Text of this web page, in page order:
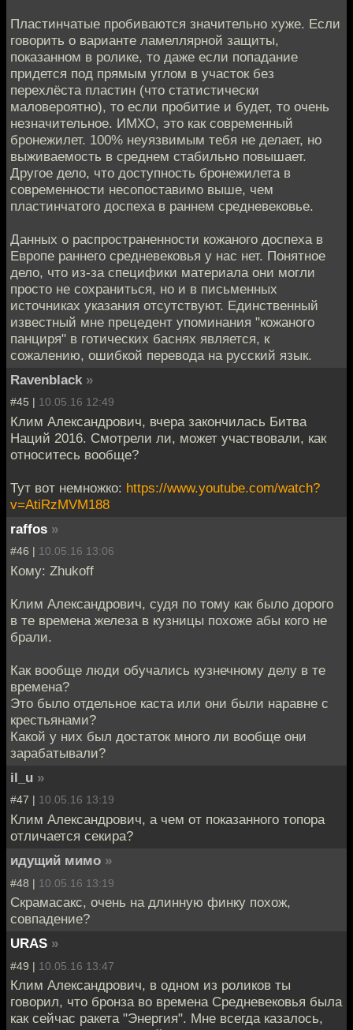
Пластинчатые пробиваются значительно хуже. Если
говорить о варианте ламеллярной защиты,
показанном в ролике, то даже если попадание
придется под прямым углом в участок без
перехлёста пластин (что статистически
маловероятно), то если пробитие и будет, то очень
незначительное. ИМХО, это как современный
бронежилет. 100% неуязвимым тебя не делает, но
выживаемость в среднем стабильно повышает.
Другое дело, что доступность бронежилета в
современности несопоставимо выше, чем
пластинчатого доспеха в раннем средневековье.
Данных о распространенности кожаного доспеха в
Европе раннего средневековья у нас нет. Понятное
дело, что из-за специфики материала они могли
просто не сохраниться, но и в письменных
источниках указания отсутствуют. Единственный
известный мне прецедент упоминания "кожаного
панциря" в готических баснях является, к
сожалению, ошибкой перевода на русский язык.
Ravenblack »
#45 | 10.05.16 12:49
Клим Александрович, вчера закончилась Битва
Наций 2016. Смотрели ли, может участвовали, как
относитесь вообще?
Тут вот немножко: https://www.youtube.com/watch?
v=AtiRzMVM188
raffos »
#46 | 10.05.16 13:06
Кому: Zhukoff
Клим Александрович, судя по тому как было дорого
в те времена железа в кузницы похоже абы кого не
брали.
Как вообще люди обучались кузнечному делу в те
времена?
Это было отдельное каста или они были наравне с
крестьянами?
Какой у них был достаток много ли вообще они
зарабатывали?
il_u »
#47 | 10.05.16 13:19
Клим Александрович, а чем от показанного топора
отличается секира?
идущий мимо »
#48 | 10.05.16 13:19
Скрамасакс, очень на длинную финку похож,
совпадение?
URAS »
#49 | 10.05.16 13:47
Клим Александрович, в одном из роликов ты
говорил, что бронза во времена Средневековья была
как сейчас ракета "Энергия". Мне всегда казалось,